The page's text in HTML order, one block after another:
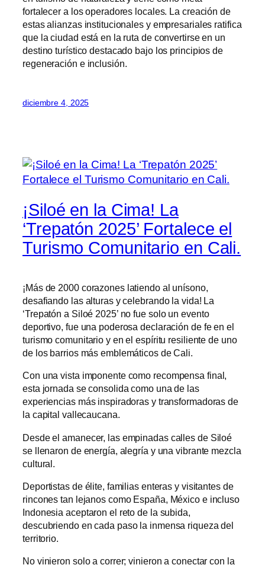
fortalecer a los operadores locales. La creación de
estas alianzas institucionales y empresariales ratifica
que la ciudad está en la ruta de convertirse en un
destino turístico destacado bajo los principios de
regeneración e inclusión.
diciembre 4, 2025
¡Siloé en la Cima! La
‘Trepatón 2025’ Fortalece el
Turismo Comunitario en Cali.
¡Más de 2000 corazones latiendo al unísono,
desafiando las alturas y celebrando la vida! La
‘Trepatón a Siloé 2025’ no fue solo un evento
deportivo, fue una poderosa declaración de fe en el
turismo comunitario y en el espíritu resiliente de uno
de los barrios más emblemáticos de Cali.
Con una vista imponente como recompensa final,
esta jornada se consolida como una de las
experiencias más inspiradoras y transformadoras de
la capital vallecaucana.
Desde el amanecer, las empinadas calles de Siloé
se llenaron de energía, alegría y una vibrante mezcla
cultural.
Deportistas de élite, familias enteras y visitantes de
rincones tan lejanos como España, México e incluso
Indonesia aceptaron el reto de la subida,
descubriendo en cada paso la inmensa riqueza del
territorio.
No vinieron solo a correr; vinieron a conectar con la